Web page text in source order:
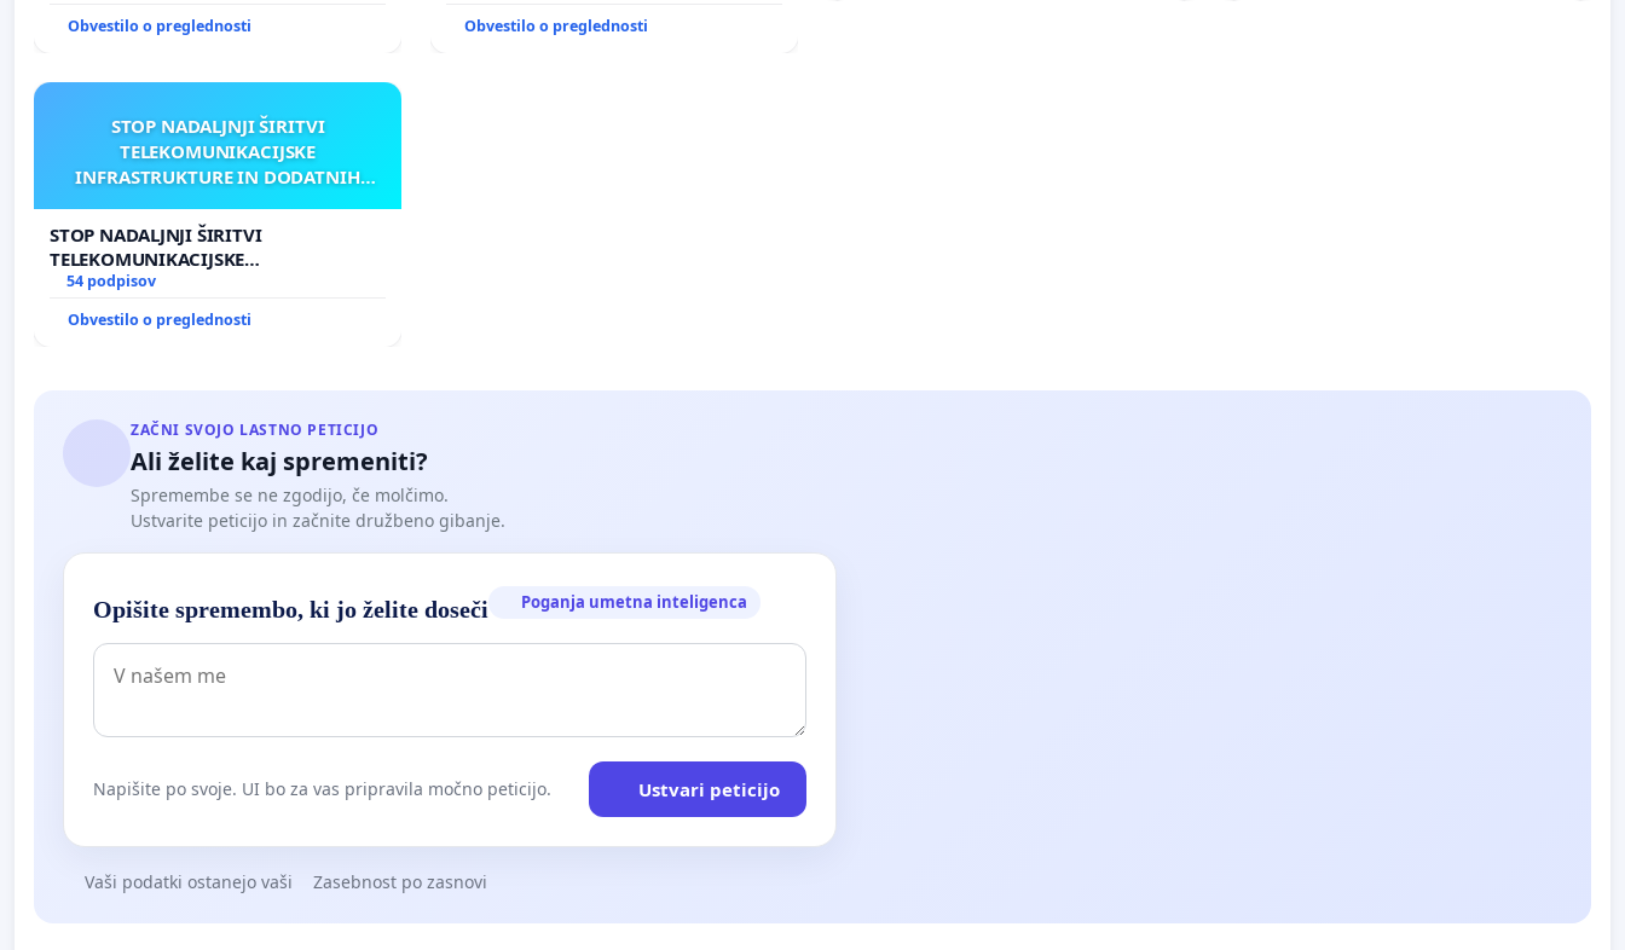
Obvestilo o preglednosti
Obvestilo o preglednosti
STOP NADALJNJI ŠIRITVI
TELEKOMUNIKACIJSKE
INFRASTRUKTURE IN DODATNIH
STOP NADALJNJI ŠIRITVI
TELEKOMUNIKACIJSKE
INFRASTRUKTURE IN DODATNIH
ANTEN V GRADIŠČAKU
54 podpisov
Obvestilo o preglednosti
ZAČNI SVOJO LASTNO PETICIJO
Ali želite kaj spremeniti?
Spremembe se ne zgodijo, če molčimo.
Ustvarite peticijo in začnite družbeno gibanje.
Opišite spremembo, ki jo želite doseči Poganja umetna inteligenca
Napišite po svoje. UI bo za vas pripravila močno peticijo. Ustvari peticijo
Vaši podatki ostanejo vaši Zasebnost po zasnovi